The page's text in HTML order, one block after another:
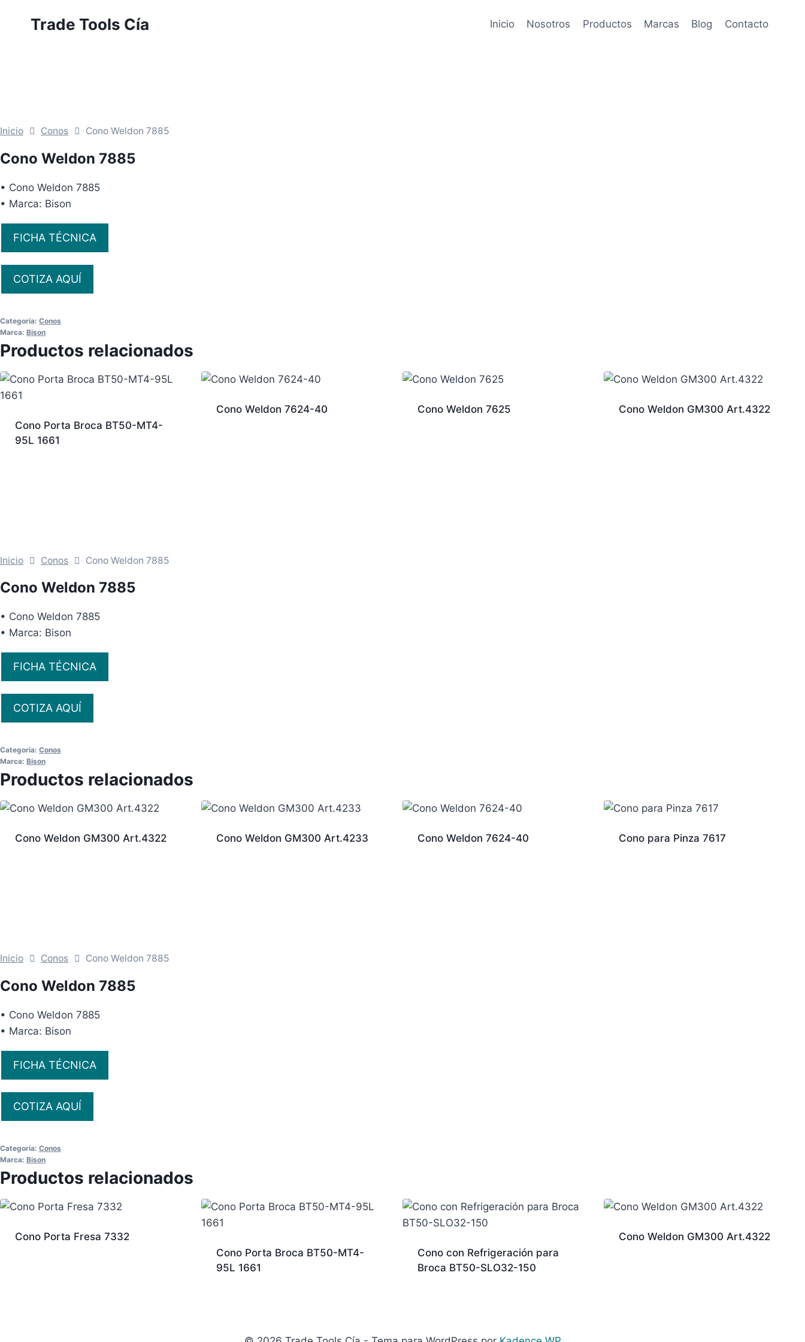
Trade Tools Cía Inicio Nosotros Productos Marcas Blog Contacto
Inicio Conos Cono Weldon 7885
Cono Weldon 7885
• Cono Weldon 7885
• Marca: Bison
FICHA TÉCNICA
COTIZA AQUÍ
Categoría: Conos
Marca: Bison
Productos relacionados
Cono Porta Broca BT50-MT4-
95L 1661
Cono Weldon 7624-40 Cono Weldon 7625 Cono Weldon GM300 Art.4322
Inicio Conos Cono Weldon 7885
Cono Weldon 7885
• Cono Weldon 7885
• Marca: Bison
FICHA TÉCNICA
COTIZA AQUÍ
Categoría: Conos
Marca: Bison
Productos relacionados
Cono Weldon GM300 Art.4322 Cono Weldon GM300 Art.4233 Cono Weldon 7624-40 Cono para Pinza 7617
Inicio Conos Cono Weldon 7885
Cono Weldon 7885
• Cono Weldon 7885
• Marca: Bison
FICHA TÉCNICA
COTIZA AQUÍ
Categoría: Conos
Marca: Bison
Productos relacionados
Cono Porta Fresa 7332
Cono Porta Broca BT50-MT4-
95L 1661
Cono con Refrigeración para
Broca BT50-SLO32-150
Cono Weldon GM300 Art.4322